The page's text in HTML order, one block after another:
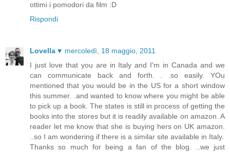
ottimi i pomodori da film :D
Rispondi
Lovella ♥ mercoledì, 18 maggio, 2011
I just love that you are in Italy and I'm in Canada and we
can communicate back and forth. . .so easily. YOu
mentioned that you would be in the US for a short window
this summer. .and wanted to know where you might be able
to pick up a book. The states is still in process of getting the
books into the stores but it is readily available on amazon. A
reader let me know that she is buying hers on UK amazon.
..so I am wondering if there is a similar site available in Italy.
Thanks so much for being a fan of the blog. ..we just